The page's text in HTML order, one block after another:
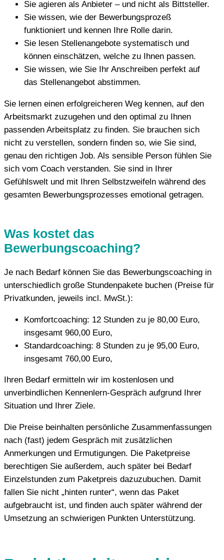
Sie agieren als Anbieter – und nicht als Bittsteller.
Sie wissen, wie der Bewerbungsprozeß
funktioniert und kennen Ihre Rolle darin.
Sie lesen Stellenangebote systematisch und
können einschätzen, welche zu Ihnen passen.
Sie wissen, wie Sie Ihr Anschreiben perfekt auf
das Stellenangebot abstimmen.
Sie lernen einen erfolgreicheren Weg kennen, auf den
Arbeitsmarkt zuzugehen und den optimal zu Ihnen
passenden Arbeitsplatz zu finden. Sie brauchen sich
nicht zu verstellen, sondern finden so, wie Sie sind,
genau den richtigen Job. Als sensible Person fühlen Sie
sich vom Coach verstanden. Sie sind in Ihrer
Gefühlswelt und mit Ihren Selbstzweifeln während des
gesamten Bewerbungsprozesses emotional getragen.
Was kostet das
Bewerbungscoaching?
Je nach Bedarf können Sie das Bewerbungscoaching in
unterschiedlich große Stundenpakete buchen (Preise für
Privatkunden, jeweils incl. MwSt.):
Komfortcoaching: 12 Stunden zu je 80,00 Euro,
insgesamt 960,00 Euro,
Standardcoaching: 8 Stunden zu je 95,00 Euro,
insgesamt 760,00 Euro,
Ihren Bedarf ermitteln wir im kostenlosen und
unverbindlichen Kennenlern-Gespräch aufgrund Ihrer
Situation und Ihrer Ziele.
Die Preise beinhalten persönliche Zusammenfassungen
nach (fast) jedem Gespräch mit zusätzlichen
Anmerkungen und Ermutigungen. Die Paketpreise
berechtigen Sie außerdem, auch später bei Bedarf
Einzelstunden zum Paketpreis dazuzubuchen. Damit
fallen Sie nicht „hinten runter“, wenn das Paket
aufgebraucht ist, und finden auch später während der
Umsetzung an schwierigen Punkten Unterstützung.